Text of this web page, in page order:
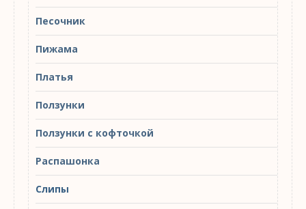
Песочник
Пижама
Платья
Ползунки
Ползунки с кофточкой
Распашонка
Слипы